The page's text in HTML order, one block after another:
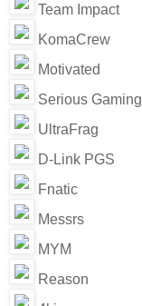
Team Impact
KomaCrew
Motivated
Serious Gaming
UltraFrag
D-Link PGS
Fnatic
Messrs
MYM
Reason